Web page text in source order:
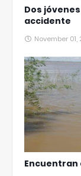
Dos
accidente
November 01,
Encuentran